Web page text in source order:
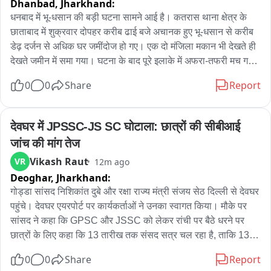
Dhanbad, Jharkhand:
धनबाद में भू-धसान की बड़ी घटना सामने आई है। कतरास थाना क्षेत्र के
छाताबाद में शुक्रवार दोपहर करीब ढाई बजे अचानक हुए भू-धसान से करीब
डेढ़ दर्जन से अधिक घर जमींदोज हो गए। एक दो मंजिला मकान भी देखते ही
देखते जमीन में समा गया। घटना के बाद पूरे इलाके में अफरा-तफरी मच गई।
करीब आठ लोगों के घायल होने की बात कही जा रही हैं। जिनका इलाज
प्रबंधन के खिलाफ लोगों में भारी आक्रोश देखने को मिला। प्रत्यक्षदर्शियों
के अनुसार आज दोपहर करीब ढाई बजे स्थानीय कोयला खदान में ब्लास्टिंग
के कुछ ही देर बाद जमीन में तेज कंपन महसूस हुआ और देखते ही देखते बड़े
क्षेत्र में जमीन फटने लगी। कई मकान अचानक धंस गए, जिससे लोगों में
चीख-पुकार मच गई। जान बचाने के लिए लोग घरों से बाहर भागने लगे।
स्थानीय लोगों ने अपनी जान जोखिम में डालकर मलबे और धंसे हुए घरों से
लोगों को बाहर निकाला। हादसे में करीब 8 लोग घायल हुए हैं, जिन्हें इलाज
के लिए निजी अस्पतालों में भेजा गया है। सूचना मिलते ही पुलिस की टीम
मौके पर पहुंची और राहत एवं बचाव कार्य शुरू किया। घटना के बाद स्थानीय
रही ब्लास्टिंग और भूमिगत खनन के कारण इलाके में यह हादसा हुआ है।
0 0 Share Report
देवघर में JPSSC-JS SC घोटाला: छात्रों की सीबीआई
जांच की मांग तेज
VR Vikash Raut 12m ago
Deoghar, Jharkhand:
गोड्डा सांसद निशिकांत दुबे और रक्षा राज्य मंत्री संजय सेठ दिल्ली से देवघर
पहुंचे। देवघर एयरपोर्ट पर कार्यकर्ताओं ने उनका स्वागत किया। मौके पर
सांसद ने कहा कि GPSC और JSSC को लेकर रांची पर बैठे धरने पर
छात्रों के लिए कहा कि 13 तारीख तक संसद सत्र चल रहा है, ताकि 13 के
कहा कि संसद नहीं भी चल रहा है तो भी संसद परिसर में इस मुद्दे को हम लोग
0 0 Share Report